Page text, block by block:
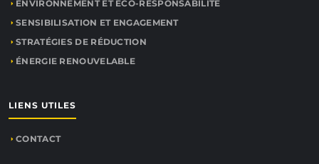
ENVIRONNEMENT ET ÉCO-RESPONSABILITÉ
SENSIBILISATION ET ENGAGEMENT
STRATÉGIES DE RÉDUCTION
ÉNERGIE RENOUVELABLE
LIENS UTILES
CONTACT